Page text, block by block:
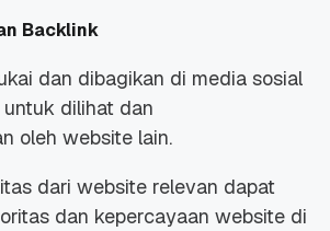
Backlink
dan dibagikan di media sosial
dilihat dan
oleh website lain.
dari website relevan dapat
dan kepercayaan website di